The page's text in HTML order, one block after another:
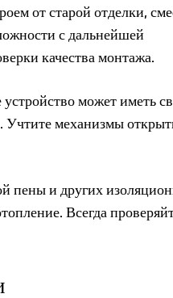
от старой отделки,
с дальнейшей
качества монтажа.
может иметь
Учтите механизмы
пены и других
Всегда